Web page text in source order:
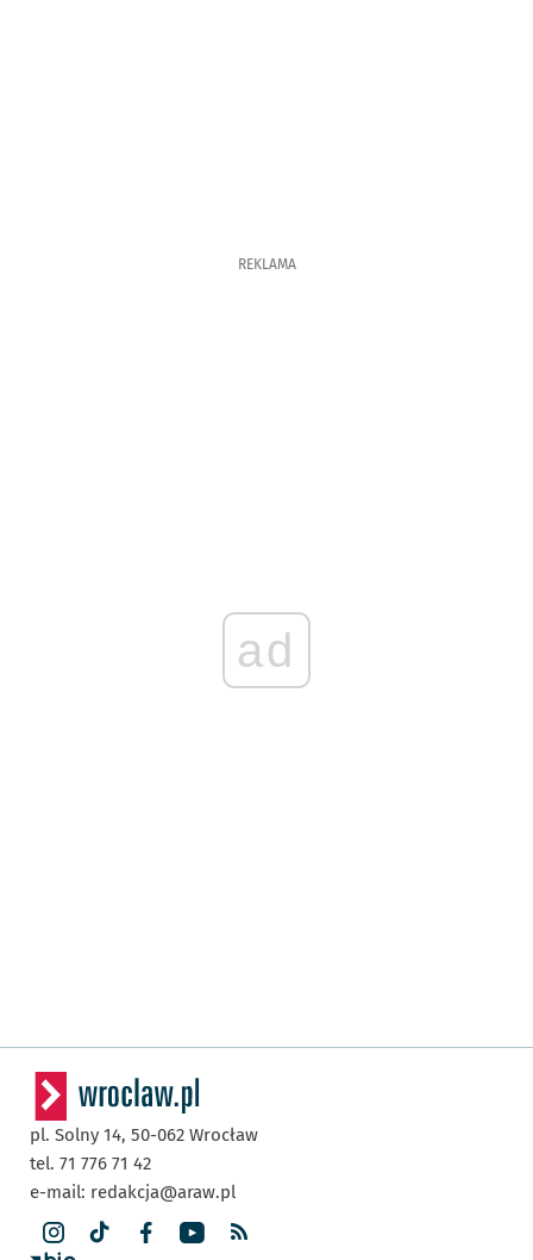
REKLAMA
ad
pl. Solny 14, 50-062 Wrocław
tel. 71 776 71 42
e-mail: redakcja@araw.pl